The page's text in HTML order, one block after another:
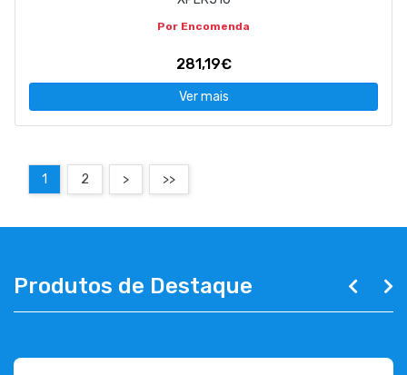
Por Encomenda
281,19€
Ver mais
1 2 > >>
Produtos de Destaque